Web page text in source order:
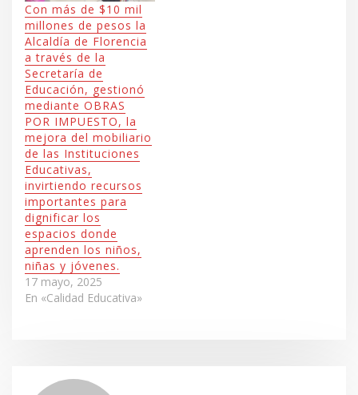
Con más de $10 mil
millones de pesos la
Alcaldía de Florencia
a través de la
Secretaría de
Educación, gestionó
mediante OBRAS
POR IMPUESTO, la
mejora del mobiliario
de las Instituciones
Educativas,
invirtiendo recursos
importantes para
dignificar los
espacios donde
aprenden los niños,
niñas y jóvenes.
17 mayo, 2025
En «Calidad Educativa»